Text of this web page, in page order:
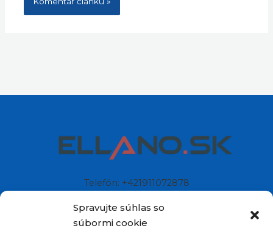
Spravujte súhlas so
súbormi cookie
Telefón: +421911072878